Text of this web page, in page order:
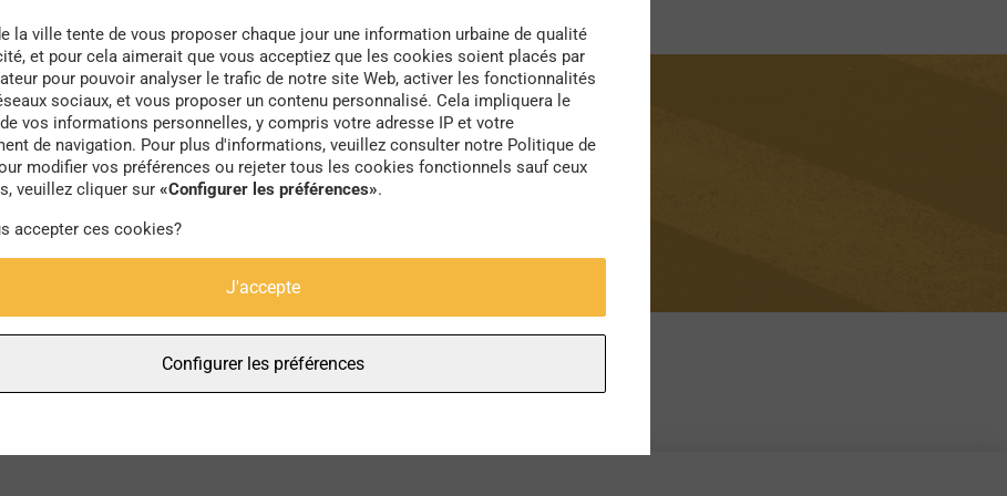
périphérie
la ville tente de vous proposer chaque jour une information urbaine de qualité
et pour cela aimerait que vous acceptiez que les cookies soient placés par
pour pouvoir analyser le trafic de notre site Web, activer les fonctionnalités
sociaux, et vous proposer un contenu personnalisé. Cela impliquera le
vos informations personnelles, y compris votre adresse IP et votre
de navigation. Pour plus d'informations, veuillez consulter notre Politique de
modifier vos préférences ou rejeter tous les cookies fonctionnels sauf ceux
veuillez cliquer sur «Configurer les préférences».
accepter ces cookies?
J'accepte
Configurer les préférences